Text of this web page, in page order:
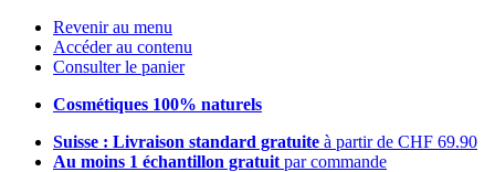
Revenir au menu
Accéder au contenu
Consulter le panier
Cosmétiques 100% naturels
Suisse : Livraison standard gratuite à partir de CHF 69.90
Au moins 1 échantillon gratuit par commande